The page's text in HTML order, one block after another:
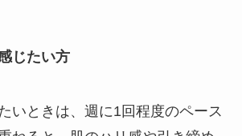
じたい方
いときは、週に1回程度のペース